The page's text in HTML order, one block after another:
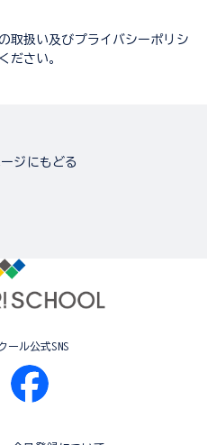
取扱い及びプライバシーポリシ
ださい。
ージにもどる
ール公式SNS